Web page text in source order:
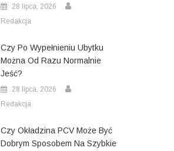
28 lipca, 2026
Redakcja
Czy Po Wypełnieniu Ubytku
Można Od Razu Normalnie
Jeść?
28 lipca, 2026
Redakcja
Czy Okładzina PCV Może Być
Dobrym Sposobem Na Szybkie